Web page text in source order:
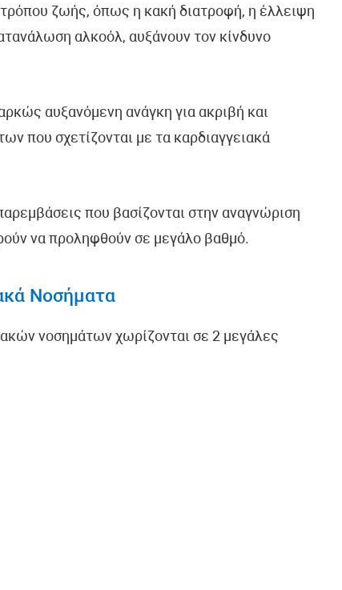
ζωής, όπως η κακή διατροφή, η έλλειψη
αλκοόλ, αυξάνουν τον κίνδυνο
αυξανόμενη ανάγκη για ακριβή και
που σχετίζονται με τα καρδιαγγειακά
που βασίζονται στην αναγνώριση
να προληφθούν σε μεγάλο βαθμό.
Νοσήματα
νοσημάτων χωρίζονται σε 2 μεγάλες